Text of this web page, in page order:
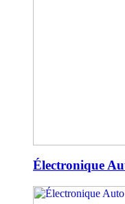
Électronique